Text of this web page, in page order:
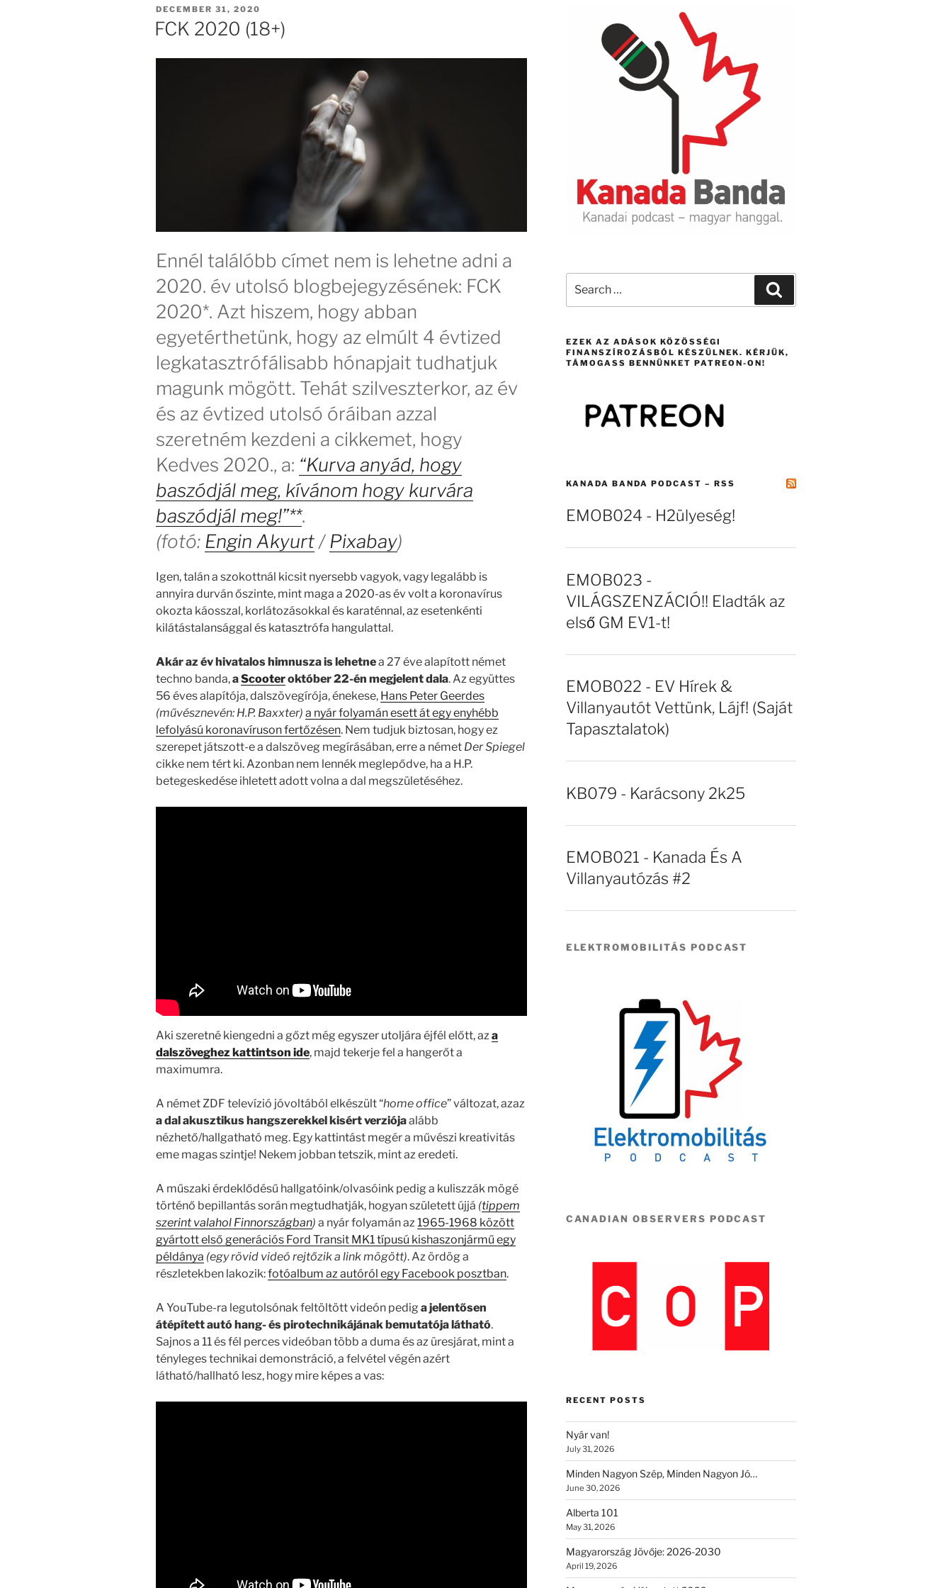
POSTED
ON
DECEMBER 31, 2020
FCK 2020 (18+)
Ennél találóbb címet nem is lehetne adni a
2020. év utolsó blogbejegyzésének: FCK
2020*. Azt hiszem, hogy abban
egyetérthetünk, hogy az elmúlt 4 évtized
legkatasztrófálisabb hónapjait tudhatjuk
magunk mögött. Tehát szilveszterkor, az év
és az évtized utolsó óráiban azzal
szeretném kezdeni a cikkemet, hogy
Kedves 2020., a: “Kurva anyád, hogy
baszódjál meg, kívánom hogy kurvára
baszódjál meg!”**.
(fotó: Engin Akyurt/Pixabay)
Igen, talán a szokottnál kicsit nyersebb vagyok, vagy legalább is
annyira durván őszinte, mint maga a 2020-as év volt a koronavírus
okozta káosszal, korlátozásokkal és karaténnal, az esetenkénti
kilátástalansággal és katasztrófa hangulattal.
Akár az év hivatalos himnusza is lehetnea 27 éve alapított német
techno banda,aScooteroktóber 22-én megjelent dala. Az együttes
56 éves alapítója, dalszövegírója, énekese, Hans Peter Geerdes
(művésznevén: H.P. Baxxter) a nyár folyamán esett át egy enyhébb
lefolyású koronavíruson fertőzésen. Nem tudjuk biztosan, hogy ez
szerepet játszott-e a dalszöveg megírásában, erre a német Der Spiegel
cikke nem tért ki. Azonban nem lennék meglepődve, ha a H.P.
betegeskedése ihletett adott volna a dal megszületéséhez.
Aki szeretné kiengedni a gőzt még egyszer utoljára éjfél előtt, az a
dalszöveghez kattintson ide, majd tekerje fel a hangerőt a
maximumra.
A német ZDF televízió jóvoltából elkészült “home office” változat, azaz
a dal akusztikus hangszerekkel kisért verziójaalább
nézhető/hallgatható meg. Egy kattintást megér a művészi kreativitás
eme magas szintje! Nekem jobban tetszik, mint az eredeti.
A műszaki érdeklődésű hallgatóink/olvasóink pedig a kuliszzák mögé
történő bepillantás során megtudhatják, hogyan született újjá (tippem
szerint valahol Finnországban) a nyár folyamán az 1965-1968 között
gyártott első generációs Ford Transit MK1 típusú kishaszonjármű egy
példánya (egy rövid videó rejtőzik a link mögött). Az ördög a
részletekben lakozik:fotóalbum az autóról egy Facebook posztban.
A YouTube-ra legutolsónak feltöltött videón pedig a jelentősen
átépített autó hang- és pirotechnikájának bemutatója látható.
Sajnos a 11 és fél perces videóban több a duma és az üresjárat, mint a
tényleges technikai demonstráció, a felvétel végén azért
látható/hallható lesz, hogy mire képes a vas:
for:
EZEK AZ ADÁSOK KÖZÖSSÉGI
FINANSZÍROZÁSBÓL KÉSZÜLNEK. KÉRJÜK,
TÁMOGASS BENNÜNKET PATREON-ON!
KANADA BANDA PODCAST – RSS
EMOB024 - H2ülyeség!
EMOB023 -
VILÁGSZENZÁCIÓ!! Eladták az
első GM EV1-t!
EMOB022 - EV Hírek &
Villanyautót Vettünk, Lájf! (Saját
Tapasztalatok)
KB079 - Karácsony 2k25
EMOB021 - Kanada És A
Villanyautózás #2
ELEKTROMOBILITÁS PODCAST
CANADIAN OBSERVERS PODCAST
RECENT POSTS
Nyár van!
July 31, 2026
Minden Nagyon Szép, Minden Nagyon Jó…
June 30, 2026
Alberta 101
May 31, 2026
Magyarország Jövője: 2026-2030
April 19, 2026